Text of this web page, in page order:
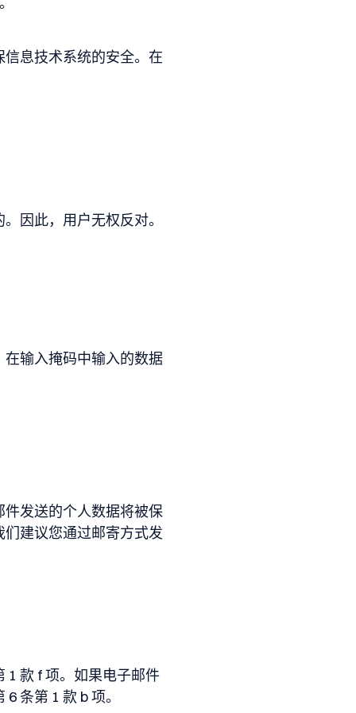
息技术系统的安全。在
因此，用户无权反对。
输入掩码中输入的数据
发送的个人数据将被保
建议您通过邮寄方式发
1 款 f 项。如果电子邮件
条第 1 款 b 项。